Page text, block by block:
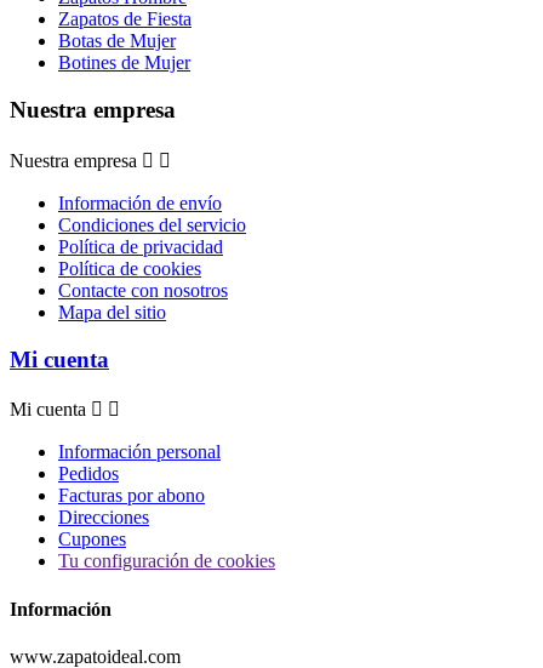
Zapatos de Fiesta
Botas de Mujer
Botines de Mujer
Nuestra empresa
Nuestra empresa  
Información de envío
Condiciones del servicio
Política de privacidad
Política de cookies
Contacte con nosotros
Mapa del sitio
Mi cuenta
Mi cuenta  
Información personal
Pedidos
Facturas por abono
Direcciones
Cupones
Tu configuración de cookies
Información
www.zapatoideal.com